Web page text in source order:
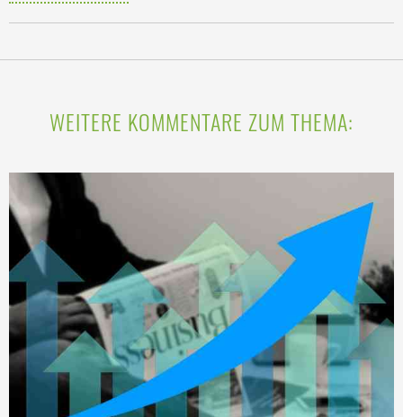
WEITERE KOMMENTARE ZUM THEMA: